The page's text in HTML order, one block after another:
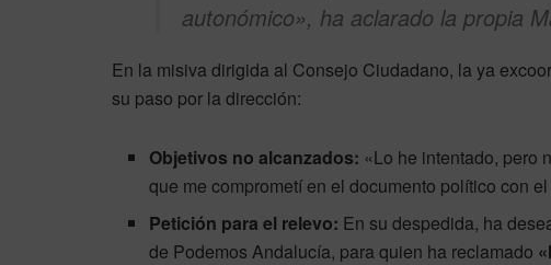
autonómico», ha aclarado la propia
En la misiva dirigida al Consejo Ciudadano, la ya
su paso por la dirección:
Objetivos no alcanzados: «Lo he intentado, pero
que me comprometí en el documento político con
Petición para el relevo: En su despedida, ha
de Podemos Andalucía, para quien ha reclamado